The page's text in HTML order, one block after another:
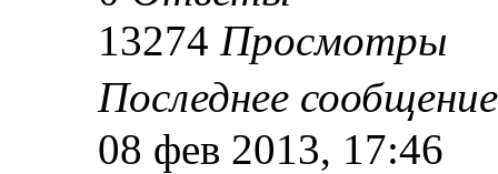
13274 Просмотры
Последнее
08 фев 2013, 17:46